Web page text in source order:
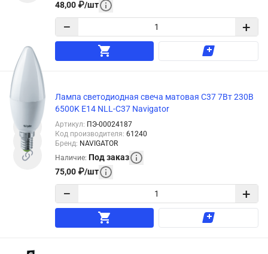
48,00 ₽/шт
− +
Лампа светодиодная свеча матовая C37 7Вт 230В
6500K E14 NLL-C37 Navigator
Артикул: ПЭ-00024187
Код производителя: 61240
Бренд: NAVIGATOR
Наличие: Под заказ
75,00 ₽/шт
− +